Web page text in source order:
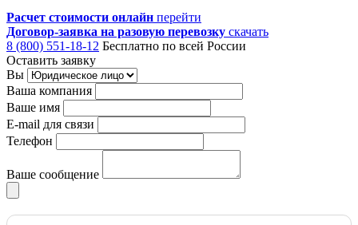
Расчет стоимости онлайн перейти
Договор-заявка на разовую перевозку скачать
8 (800) 551-18-12 Бесплатно по всей России
Оставить заявку
Вы
Ваша компания
Ваше имя
E-mail для связи
Телефон
Ваше сообщение